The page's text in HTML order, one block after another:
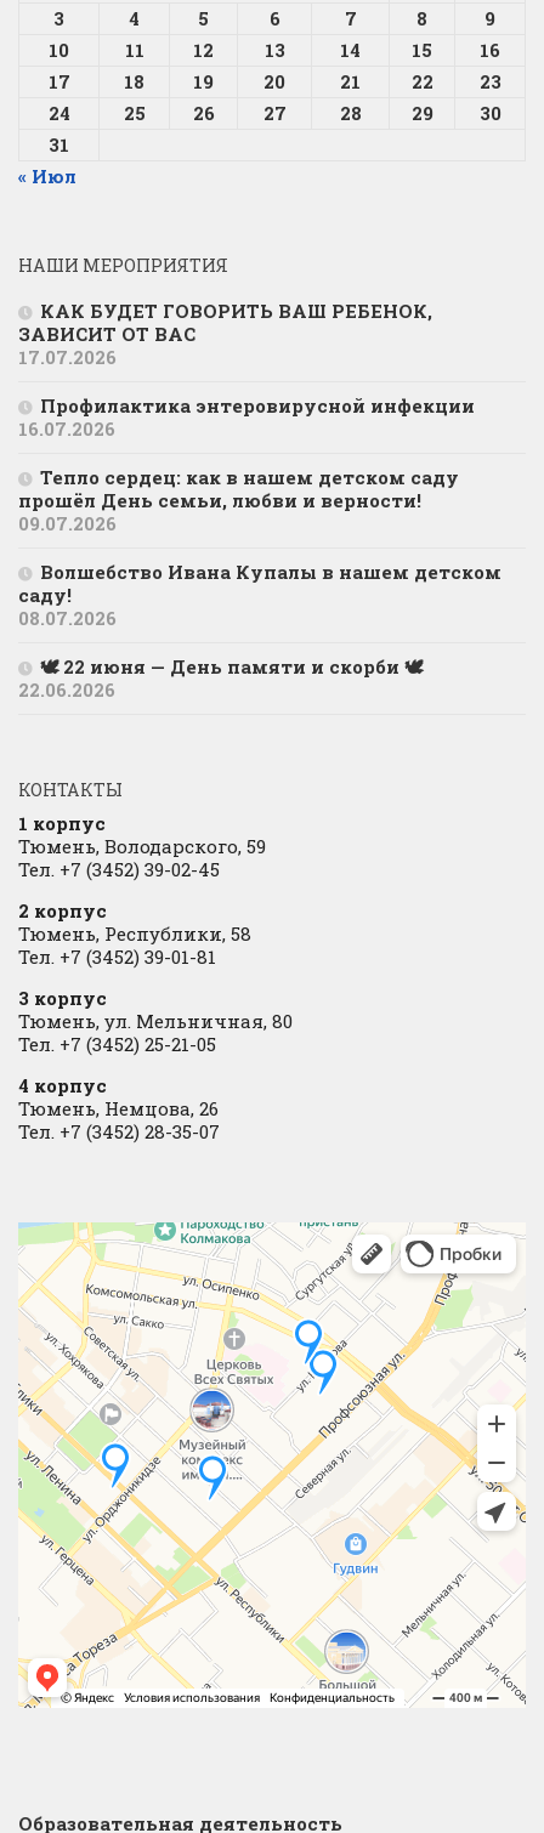
3
4 5 6 7 8
9
10
11 12 13 14 15
16
17
18 19 20 21 22
23
24
25 26 27 28 29
30
31
« Июл
НАШИ МЕРОПРИЯТИЯ
КАК БУДЕТ ГОВОРИТЬ ВАШ РЕБЕНОК,
ЗАВИСИТ ОТ ВАС
17.07.2026
Профилактика энтеровирусной инфекции
16.07.2026
Тепло сердец: как в нашем детском саду
прошёл День семьи, любви и верности!
09.07.2026
Волшебство Ивана Купалы в нашем детском
саду!
08.07.2026
🕊 22 июня — День памяти и скорби 🕊
22.06.2026
КОНТАКТЫ
1 корпус
Тюмень, Володарского, 59
Тел. +7 (3452) 39-02-45
2 корпус
Тюмень, Республики, 58
Тел. +7 (3452) 39-01-81
3 корпус
Тюмень, ул. Мельничная, 80
Тел. +7 (3452) 25-21-05
4 корпус
Тюмень, Немцова, 26
Тел. +7 (3452) 28-35-07
Образовательная деятельность